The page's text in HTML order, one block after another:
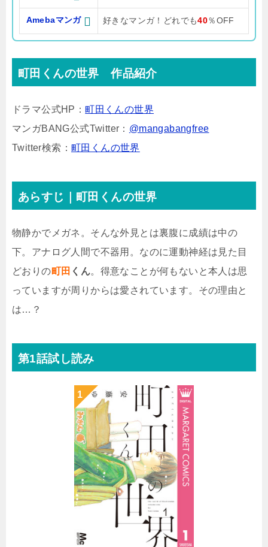
Amebaマンガ 好きなマンガ！どれでも40％OFF
町田くんの世界 作品紹介
ドラマ公式HP：町田くんの世界
マンガBANG公式Twitter： @mangabangfree
Twitter検索： 町田くんの世界
あらすじ｜町田くんの世界
物静かでメガネ。そんな外見とは裏腹に成績は中の
下。アナログ人間で不器用。なのに運動神経は見た目
どおりの町田 くん。得意なことが何もないと本人は思
っていますが周りからは愛されています。その理由と
は…？
第1話試し読み